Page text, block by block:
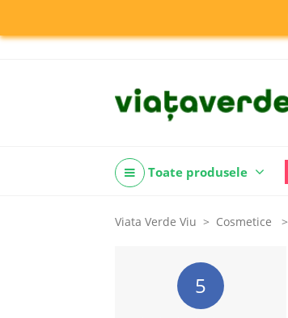
Toate produsele
Viata Verde Viu Cosmetice
5